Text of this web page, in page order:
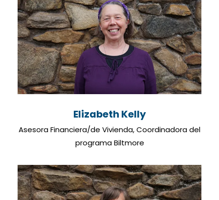
Elizabeth Kelly
Asesora Financiera/de Vivienda, Coordinadora del
programa Biltmore